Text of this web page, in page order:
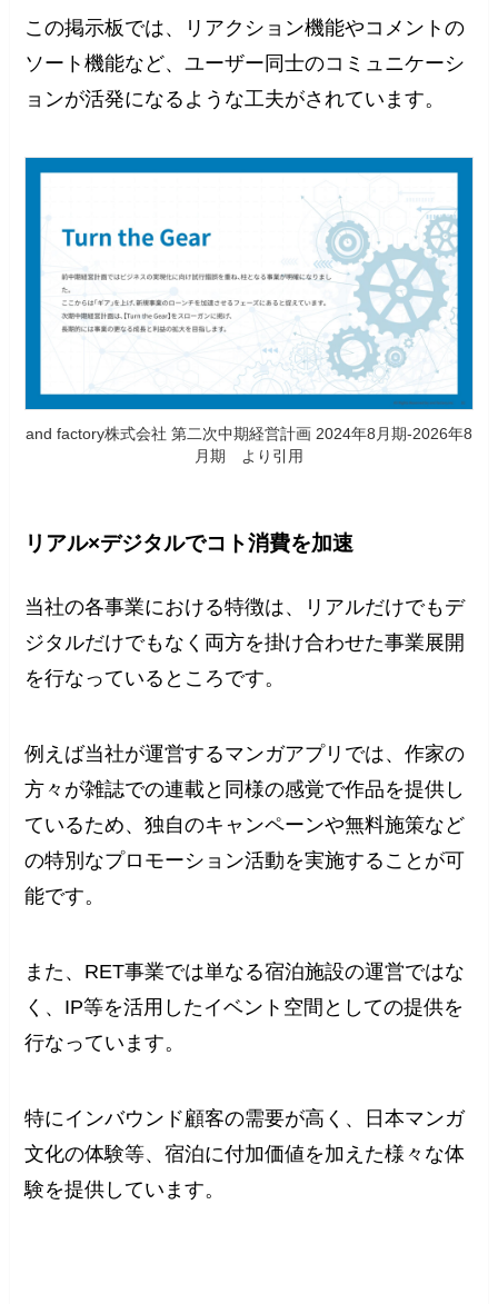
この掲示板では、リアクション機能やコメントの
ソート機能など、ユーザー同士のコミュニケーシ
ョンが活発になるような工夫がされています。
and factory株式会社 第二次中期経営計画 2024年8月期-2026年8
月期 より引用
リアル×デジタルでコト消費を加速
当社の各事業における特徴は、リアルだけでもデ
ジタルだけでもなく両方を掛け合わせた事業展開
を行なっているところです。
例えば当社が運営するマンガアプリでは、作家の
方々が雑誌での連載と同様の感覚で作品を提供し
ているため、独自のキャンペーンや無料施策など
の特別なプロモーション活動を実施することが可
能です。
また、RET事業では単なる宿泊施設の運営ではな
く、IP等を活用したイベント空間としての提供を
行なっています。
特にインバウンド顧客の需要が高く、日本マンガ
文化の体験等、宿泊に付加価値を加えた様々な体
験を提供しています。